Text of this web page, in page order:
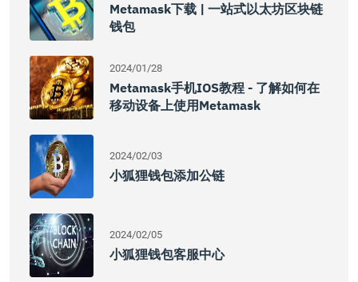
Metamask下载 | 一站式以太坊区块链
钱包
2024/01/28
Metamask手机iOS教程 - 了解如何在
移动设备上使用Metamask
2024/02/03
小狐狸钱包添加公链
2024/02/05
小狐狸钱包客服中心